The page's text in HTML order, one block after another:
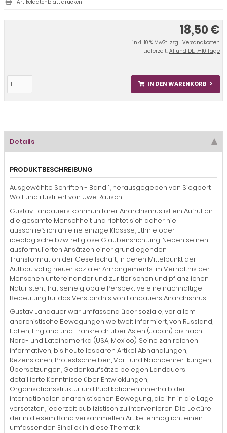
18,50 €
inkl. 10 % MwSt. zzgl. Versandkosten
Lieferzeit: AT und DE: 7-10 Tage
IN DEN WARENKORB
Artikeldatenblatt drucken
Details
PRODUKTBESCHREIBUNG
Ausgewählte Schriften - Band 1, herausgegeben von Siegbert
Wolf und illustriert von Uwe Rausch
Gustav Landauers kommunitärer Anarchismus ist ein Aufruf an
die gesamte Menschheit und richtet sich daher nie
ausschließlich an eine einzige Klassse, Ethnie oder
ideologische bzw. religiöse Glaubensrichtung. Neben seinen
ausformulierten Ansätzen einer grundlegenden
Transformation der Gesellschaft, in deren Mittelpunkt der
Aufbau völlig neuer sozialer Arrrangements im Verhältnis der
Menschen untereinander und zur tierischen und pflanzlichen
Natur steht, hat seine globale Perspektive eine nachhaltige
Bedeutung für das Verständnis von Landauers Anarchismus.
Gustav Landauer war umfassend über soziale, vor allem
anarchistische Bewegungen weltweit informiert, von Russland,
Italien, England und Frankreich über Asien (Japan) bis nach
Nord- und Lateinamerika (USA, Mexico). Seine zahlreichen
informativen, bis heute lesbaren Artikel Abhandlungen,
Rezensionen, Protestschreiben, Vor- und Nachbemer-kungen,
Übersetzungen, Gedenkaufsätze belegen Landauers
detaillierte Kenntnisse über Entwicklungen,
Organisationsstruktur und Publikationen innerhalb der
internationalen anarchistischen Bewegung, die ihn in die Lage
versetzten, jederzeit publizistisch zu intervenieren. Die Lektüre
der in diesem Band versammelten Artikel ermöglicht einen
umfassenden Einblick in diese Thematik.